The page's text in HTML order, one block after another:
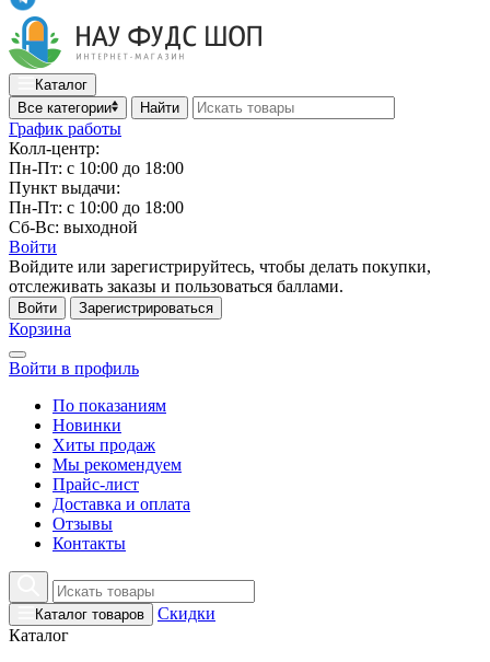
Каталог
Все категории
Найти
График работы
Колл-центр:
Пн-Пт: с 10:00 до 18:00
Пункт выдачи:
Пн-Пт: с 10:00 до 18:00
Сб-Вс: выходной
Войти
Войдите или зарегистрируйтесь, чтобы делать покупки,
отслеживать заказы и пользоваться баллами.
Войти Зарегистрироваться
Корзина
Войти в профиль
По показаниям
Новинки
Хиты продаж
Мы рекомендуем
Прайс-лист
Доставка и оплата
Отзывы
Контакты
Каталог товаров
Скидки
Каталог